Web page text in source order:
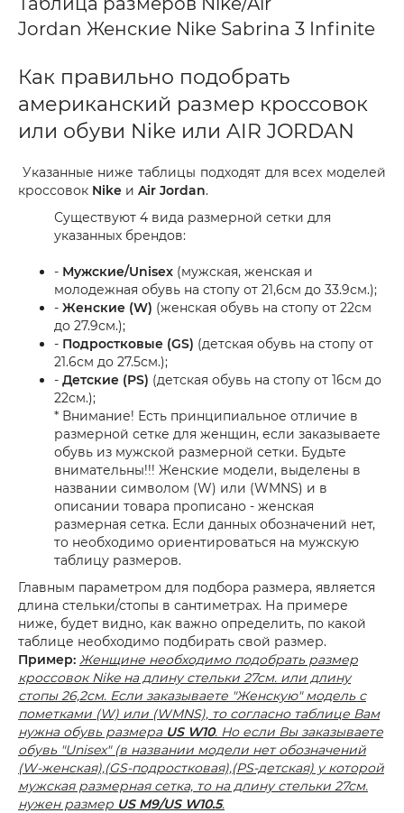
Jordan Женские Nike Sabrina 3 Infinite
Как правильно подобрать
американский размер кроссовок
или обуви Nike или AIR JORDAN
Указанные ниже таблицы подходят для всех моделей
кроссовок Nike и Air Jordan.
Существуют 4 вида размерной сетки для
указанных брендов:
- Мужские/Unisex (мужская, женская и
молодежная обувь на стопу от 21,6см до 33.9см.);
- Женские (W) (женская обувь на стопу от 22см
до 27.9см.);
- Подростковые (GS) (детская обувь на стопу от
21.6см до 27.5см.);
- Детские (PS) (детская обувь на стопу от 16см до
22см.);
* Внимание! Есть принципиальное отличие в
размерной сетке для женщин, если заказываете
обувь из мужской размерной сетки. Будьте
внимательны!!! Женские модели, выделены в
названии символом (W) или (WMNS) и в
описании товара прописано - женская
размерная сетка. Если данных обозначений нет,
то необходимо ориентироваться на мужскую
таблицу размеров.
Главным параметром для подбора размера, является
длина стельки/стопы в сантиметрах. На примере
ниже, будет видно, как важно определить, по какой
таблице необходимо подбирать свой размер.
Пример: Женщине необходимо подобрать размер
кроссовок Nike на длину стельки 27см. или длину
стопы 26,2см. Если заказываете "Женскую" модель с
пометками (W) или (WMNS), то согласно таблице Вам
нужна обувь размера US W10. Но если Вы заказываете
обувь "Unisex" (в названии модели нет обозначений
(W-женская),(GS-подростковая),(PS-детская) у которой
мужская размерная сетка, то на длину стельки 27см.
нужен размер US M9/US W10.5.